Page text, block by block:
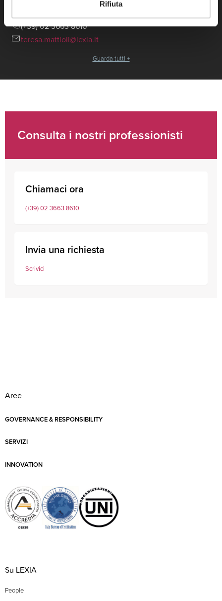
Rifiuta
(+39) 02 3663 8610
teresa.mattioli@lexia.it
Guarda tutti +
Consulta i nostri professionisti
Chiamaci ora
(+39) 02 3663 8610
Invia una richiesta
Scrivici
Aree
GOVERNANCE & RESPONSIBILITY
SERVIZI
INNOVATION
Su LEXIA
People